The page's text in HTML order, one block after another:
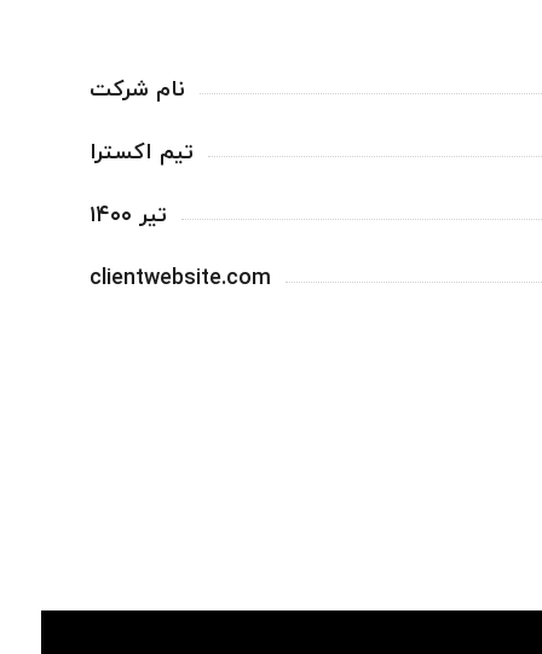
نام شرکت
تیم اکسترا
تیر ۱۴۰۰
clientwebsite.com